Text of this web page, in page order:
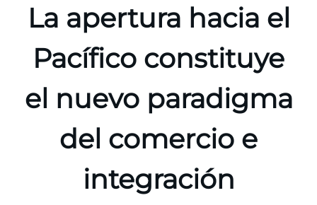
La apertura hacia el
Pacífico constituye
el nuevo paradigma
del comercio e
integración